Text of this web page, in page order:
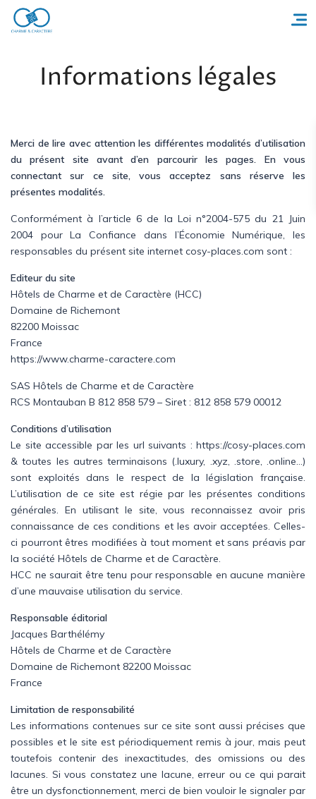
Nos adresses en France
Nos adresses dans le monde
Nos collections
Ecrivez-nous
Informations légales
Merci de lire avec attention les différentes modalités d’utilisation
du présent site avant d’en parcourir les pages. En vous
connectant sur ce site, vous acceptez sans réserve les
présentes modalités.
Conformément à l’article 6 de la Loi n°2004-575 du 21 Juin
2004 pour La Confiance dans l’Économie Numérique, les
responsables du présent site internet cosy-places.com sont :
Editeur du site
Hôtels de Charme et de Caractère (HCC)
Domaine de Richemont
82200 Moissac
France
https://www.charme-caractere.com
SAS Hôtels de Charme et de Caractère
RCS Montauban B 812 858 579 – Siret : 812 858 579 00012
Conditions d’utilisation
Le site accessible par les url suivants : https://cosy-places.com
& toutes les autres terminaisons (.luxury, .xyz, .store, .online…)
sont exploités dans le respect de la législation française.
L’utilisation de ce site est régie par les présentes conditions
générales. En utilisant le site, vous reconnaissez avoir pris
connaissance de ces conditions et les avoir acceptées. Celles-
ci pourront êtres modifiées à tout moment et sans préavis par
la société Hôtels de Charme et de Caractère.
HCC ne saurait être tenu pour responsable en aucune manière
d’une mauvaise utilisation du service.
Responsable éditorial
Jacques Barthélémy
Hôtels de Charme et de Caractère
Domaine de Richemont 82200 Moissac
France
Limitation de responsabilité
Les informations contenues sur ce site sont aussi précises que
possibles et le site est périodiquement remis à jour, mais peut
toutefois contenir des inexactitudes, des omissions ou des
lacunes. Si vous constatez une lacune, erreur ou ce qui parait
être un dysfonctionnement, merci de bien vouloir le signaler par